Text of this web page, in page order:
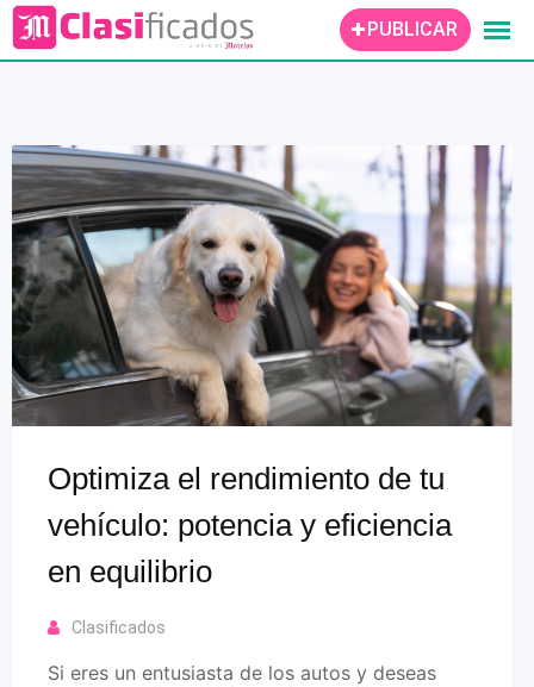
Skip
to
PUBLICAR
Optimiza el rendimiento de tu
vehículo: potencia y eficiencia
en equilibrio
Clasificados
Si eres un entusiasta de los autos y deseas